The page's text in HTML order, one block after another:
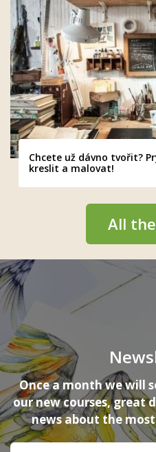
Chcete už dávno tvořit?
kreslit a malovat!
All
Once a month we will
our new courses, great
news about the